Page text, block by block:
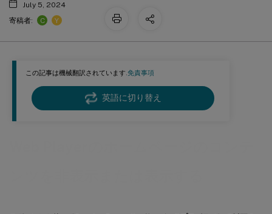
この記事は機械翻訳されています.免責事項
英語に切り替え
July 5, 2024
寄稿者:
C Y